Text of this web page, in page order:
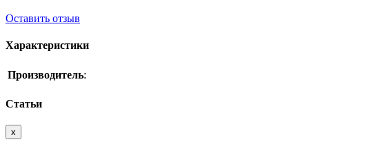
Оставить отзыв
Характеристики
Производитель:
Статьи
x